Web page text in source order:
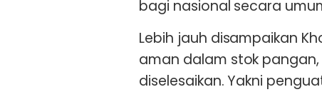
bagi nasional secara
Lebih jauh disampaikan
aman dalam stok
diselesaikan. Yakni